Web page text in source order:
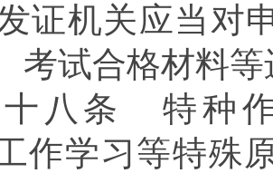
证机关应当对
考试合格材料
八条
特种
工作学习等特殊